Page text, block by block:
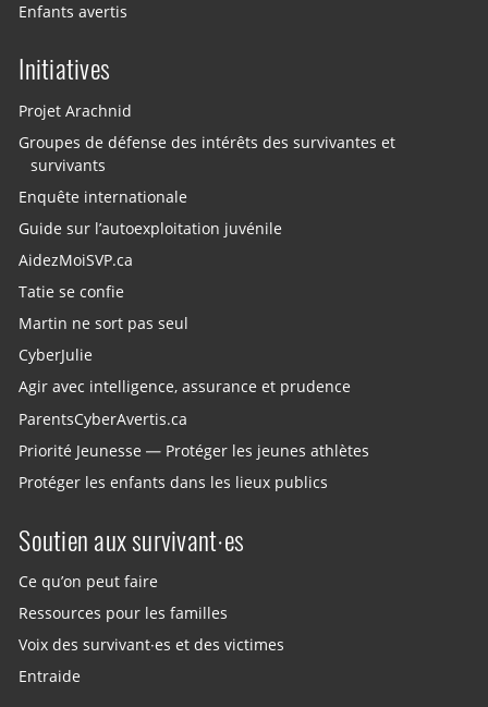
Enfants avertis
Initiatives
Projet Arachnid
Groupes de défense des intérêts des survivantes et
survivants
Enquête internationale
Guide sur l’autoexploitation juvénile
AidezMoiSVP.ca
Tatie se confie
Martin ne sort pas seul
CyberJulie
Agir avec intelligence, assurance et prudence
ParentsCyberAvertis.ca
Priorité Jeunesse — Protéger les jeunes athlètes
Protéger les enfants dans les lieux publics
Soutien aux survivant·es
Ce qu’on peut faire
Ressources pour les familles
Voix des survivant·es et des victimes
Entraide